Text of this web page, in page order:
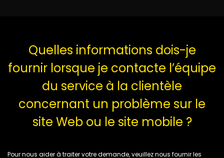
Quelles informations dois-je
fournir lorsque je contacte l’équipe
du service à la clientèle
concernant un problème sur le
site Web ou le site mobile ?
Pour nous aider à traiter votre demande, veuillez nous fournir les